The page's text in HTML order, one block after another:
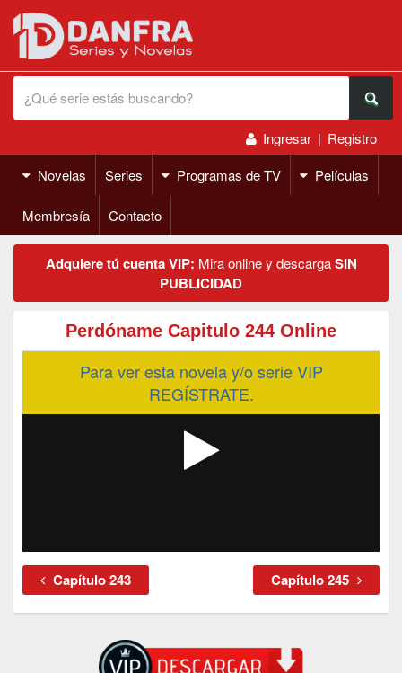
Ingresar | Registro
Novelas
Series Programas de TV Películas
Membresía Contacto
Adquiere tú cuenta VIP: Mira online y descargaSIN
PUBLICIDAD
Perdóname Capitulo 244 Online
Para ver esta novela y/o serie VIP
REGÍSTRATE.
Capítulo 243 Capítulo 245